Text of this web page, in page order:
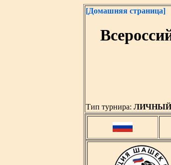
[Домашняя страница]
Тип турнира: